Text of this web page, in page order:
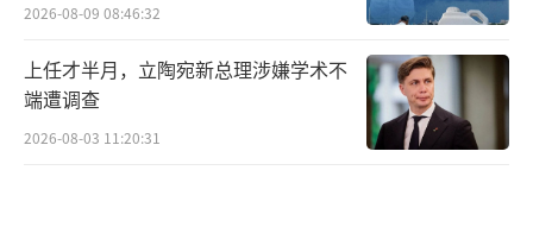
2026-08-09 08:46:32
上任才半月，立陶宛新总理涉嫌学术不
端遭调查
2026-08-03 11:20:31